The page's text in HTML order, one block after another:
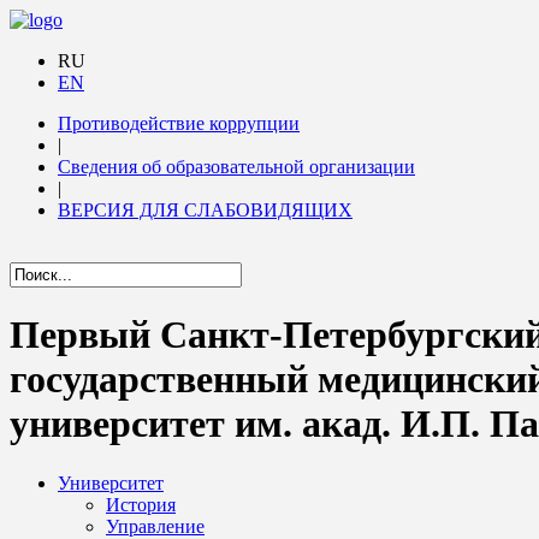
RU
EN
Противодействие коррупции
|
Сведения об образовательной организации
|
ВЕРСИЯ ДЛЯ СЛАБОВИДЯЩИХ
Первый Санкт-
государственный
университет им. акад. И.П.
Университет
История
Управление